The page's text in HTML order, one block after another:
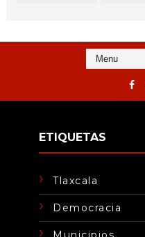
ETIQUETAS
Tlaxcala
Democracia